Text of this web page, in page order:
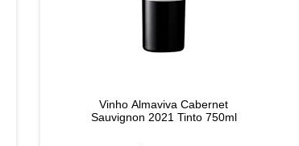
Vinho Almaviva Cabernet
Sauvignon 2021 Tinto 750ml